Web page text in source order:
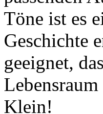
Töne ist es
Geschichte
geeignet,
Klein!